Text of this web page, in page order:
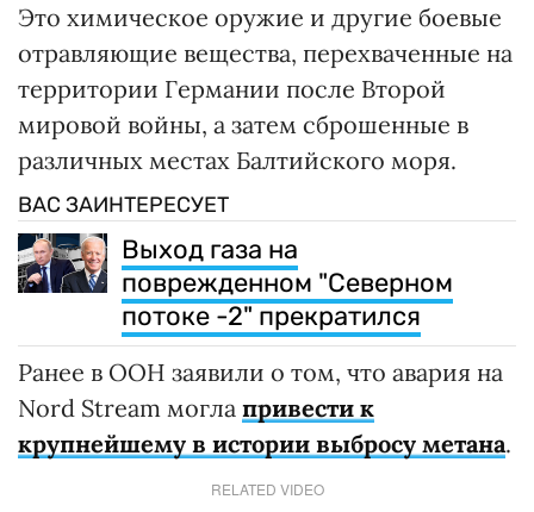
Это химическое оружие и другие боевые
отравляющие вещества, перехваченные на
территории Германии после Второй
мировой войны, а затем сброшенные в
различных местах Балтийского моря.
ВАС ЗАИНТЕРЕСУЕТ
Выход газа на
поврежденном "Северном
потоке -2" прекратился
Ранее в ООН заявили о том, что авария на
Nord Stream могла привести к
крупнейшему в истории выбросу метана.
RELATED VIDEO